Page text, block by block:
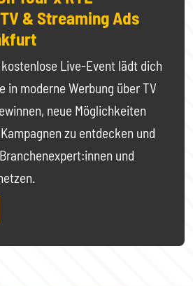
& Streaming Ads
Live-Event lädt dich
in moderne Werbung über TV
neue Möglichkeiten
zu entdecken und
und